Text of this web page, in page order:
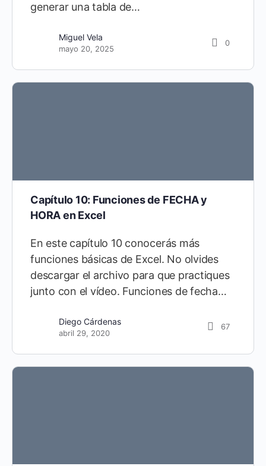
octubre 14, 2023
generar una tabla de…
Miguel Vela
mayo 20, 2025
0
Capítulo 10: Funciones de FECHA y
HORA en Excel
En este capítulo 10 conocerás más
funciones básicas de Excel. No olvides
descargar el archivo para que practiques
junto con el vídeo. Funciones de fecha…
Diego Cárdenas
abril 29, 2020
67